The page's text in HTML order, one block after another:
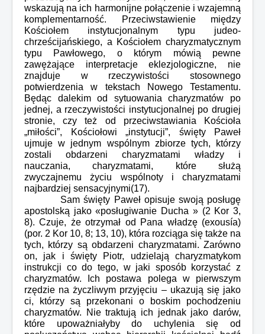
wskazują na ich harmonijne połączenie i wzajemną
komplementarność. Przeciwstawienie między
Kościołem instytucjonalnym typu judeo-
chrześcijańskiego, a Kościołem charyzmatycznym
typu Pawłowego, o którym mówią pewne
zawężające interpretacje eklezjologiczne, nie
znajduje w rzeczywistości stosownego
potwierdzenia w tekstach Nowego Testamentu.
Będąc dalekim od sytuowania charyzmatów po
jednej, a rzeczywistości instytucjonalnej po drugiej
stronie, czy też od przeciwstawiania Kościoła
„miłości”, Kościołowi „instytucji”, święty Paweł
ujmuje w jednym wspólnym zbiorze tych, którzy
zostali obdarzeni charyzmatami władzy i
nauczania, charyzmatami, które służą
zwyczajnemu życiu wspólnoty i charyzmatami
najbardziej sensacyjnymi(17).
Sam święty Paweł opisuje swoją posługę
apostolską jako «posługiwanie Ducha » (2 Kor 3,
8). Czuje, że otrzymał od Pana władzę (exousía)
(por. 2 Kor 10, 8; 13, 10), która rozciąga się także na
tych, którzy są obdarzeni charyzmatami. Zarówno
on, jak i święty Piotr, udzielają charyzmatykom
instrukcji co do tego, w jaki sposób korzystać z
charyzmatów. Ich postawa polega w pierwszym
rzędzie na życzliwym przyjęciu – ukazują się jako
ci, którzy są przekonani o boskim pochodzeniu
charyzmatów. Nie traktują ich jednak jako darów,
które upoważniałyby do uchylenia się od